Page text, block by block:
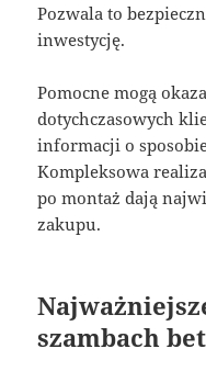
Pozwala to
inwestycję.
Pomocne mogą
dotychczasowych
informacji o
Kompleksowa
po montaż dają
zakupu.
szambach